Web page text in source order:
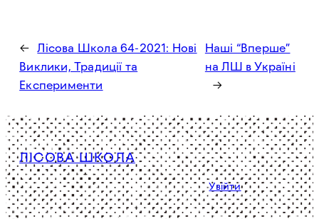
←
Лісова Школа 64-2021: Нові
Виклики, Традиції та
Експерименти
Наші “Вперше”
на ЛШ в Україні
→
ЛІСОВА ШКОЛА
Політика конфіденційностіУвійти
Facebook InstagramYouTube